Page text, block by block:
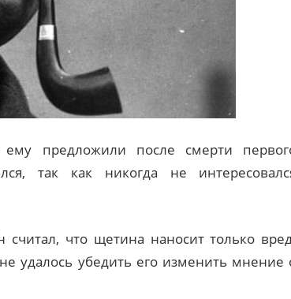
предложили после смерти
так как никогда не
считал, что щетина наносит только
удалось убедить его изменить мнение